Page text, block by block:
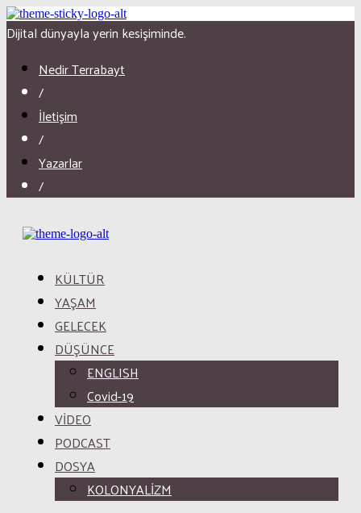
Dijital dünyayla yerin kesişiminde.
Nedir Terrabayt
/
İletişim
/
Yazarlar
/
KÜLTÜR
YAŞAM
GELECEK
DÜŞÜNCE
ENGLISH
Covid-19
VİDEO
PODCAST
DOSYA
KOLONYALİZM